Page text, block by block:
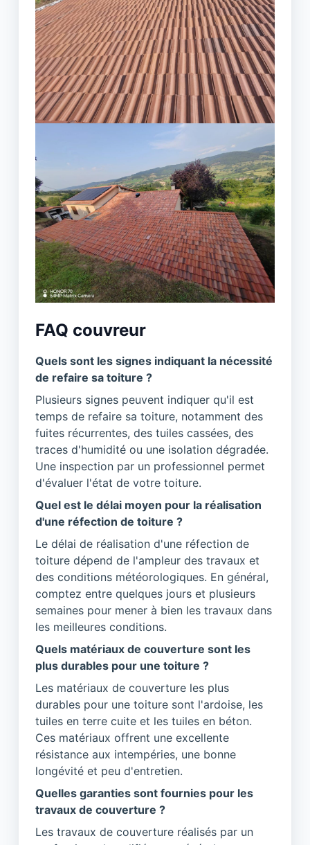
FAQ couvreur
Quels sont les signes indiquant la nécessité
de refaire sa toiture ?
Plusieurs signes peuvent indiquer qu'il est
temps de refaire sa toiture, notamment des
fuites récurrentes, des tuiles cassées, des
traces d'humidité ou une isolation dégradée.
Une inspection par un professionnel permet
d'évaluer l'état de votre toiture.
Quel est le délai moyen pour la réalisation
d'une réfection de toiture ?
Le délai de réalisation d'une réfection de
toiture dépend de l'ampleur des travaux et
des conditions météorologiques. En général,
comptez entre quelques jours et plusieurs
semaines pour mener à bien les travaux dans
les meilleures conditions.
Quels matériaux de couverture sont les
plus durables pour une toiture ?
Les matériaux de couverture les plus
durables pour une toiture sont l'ardoise, les
tuiles en terre cuite et les tuiles en béton.
Ces matériaux offrent une excellente
résistance aux intempéries, une bonne
longévité et peu d'entretien.
Quelles garanties sont fournies pour les
travaux de couverture ?
Les travaux de couverture réalisés par un